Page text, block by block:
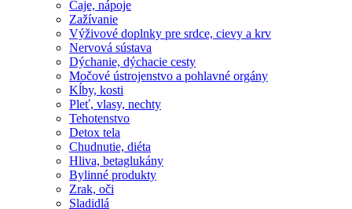
Čaje, nápoje
Zažívanie
Výživové doplnky pre srdce, cievy a krv
Nervová sústava
Dýchanie, dýchacie cesty
Močové ústrojenstvo a pohlavné orgány
Kĺby, kosti
Pleť, vlasy, nechty
Tehotenstvo
Detox tela
Chudnutie, diéta
Hliva, betaglukány
Bylinné produkty
Zrak, oči
Sladidlá